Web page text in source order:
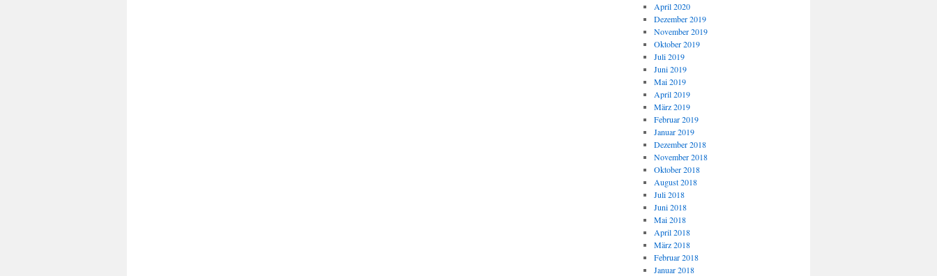
April 2020
Dezember 2019
November 2019
Oktober 2019
Juli 2019
Juni 2019
Mai 2019
April 2019
März 2019
Februar 2019
Januar 2019
Dezember 2018
November 2018
Oktober 2018
August 2018
Juli 2018
Juni 2018
Mai 2018
April 2018
März 2018
Februar 2018
Januar 2018